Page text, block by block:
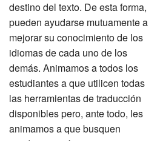
destino del texto. De esta forma,
pueden ayudarse mutuamente a
mejorar su conocimiento de los
idiomas de cada uno de los
demás. Animamos a todos los
estudiantes a que utilicen todas
las herramientas de traducción
disponibles pero, ante todo, les
animamos a que busquen